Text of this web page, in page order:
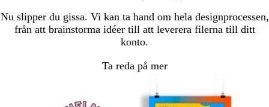
Nu slipper du gissa. Vi kan ta hand om hela designprocessen,
från att brainstorma idéer till att leverera filerna till ditt
konto.
Ta reda på mer